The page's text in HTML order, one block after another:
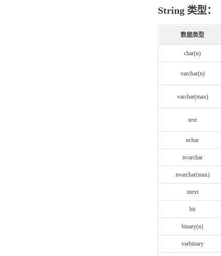
String 类型：
数据类型
char(n)
varchar(n)
varchar(max)
text
nchar
nvarchar
nvarchar(max)
ntext
bit
binary(n)
varbinary